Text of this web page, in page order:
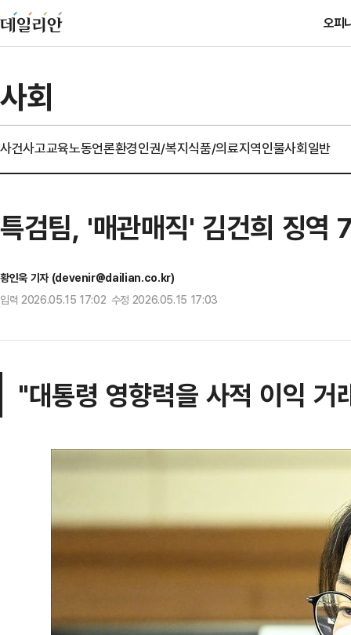
오피
사회
사건사고교육노동언론환경인권/복지식품/의료지역인물사회일반
특검팀, '매관매직' 김건희 징
황인욱 기자 (devenir@dailian.co.kr)
입력 2026.05.15 17:02 수정 2026.05.15 17:03
"대통령 영향력을 사적 이익 거